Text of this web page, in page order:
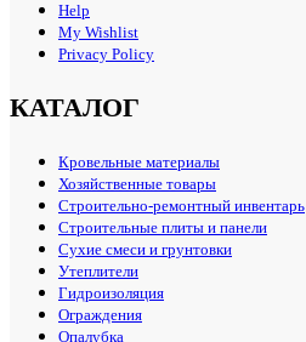
Help
My Wishlist
Privacy Policy
КАТАЛОГ
Кровельные материалы
Хозяйственные товары
Строительно-ремонтный инвентарь
Строительные плиты и панели
Сухие смеси и грунтовки
Утеплители
Гидроизоляция
Ограждения
Опалубка